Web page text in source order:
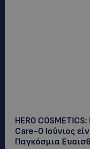
HERO
Care-Ο Ιούνιος
Παγκόσμια